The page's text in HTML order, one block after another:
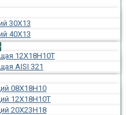
30Х13
40Х13
12Х18Н10Т
AISI 321
08Х18Н10
12Х18Н10Т
20Х23Н18